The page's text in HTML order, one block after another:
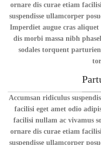
ornare dis curae etiam
suspendisse ullamcorper
Imperdiet augue cras
dis morbi massa nibh
sodales torquent
Accumsan ridiculus
facilisi eget amet odio
facilisi nullam ac vivamus
ornare dis curae etiam
suspendisse ullamcorper